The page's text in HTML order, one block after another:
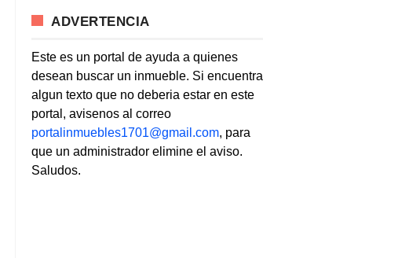
ADVERTENCIA
Este es un portal de ayuda a quienes
desean buscar un inmueble. Si encuentra
algun texto que no deberia estar en este
portal, avisenos al correo
portalinmuebles1701@gmail.com, para
que un administrador elimine el aviso.
Saludos.